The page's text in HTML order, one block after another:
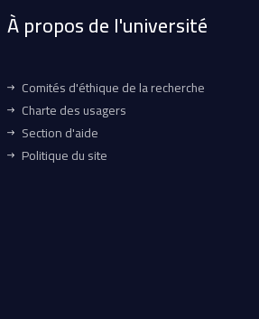
À propos de l'université
Comités d'éthique de la recherche
Charte des usagers
Section d'aide
Politique du site